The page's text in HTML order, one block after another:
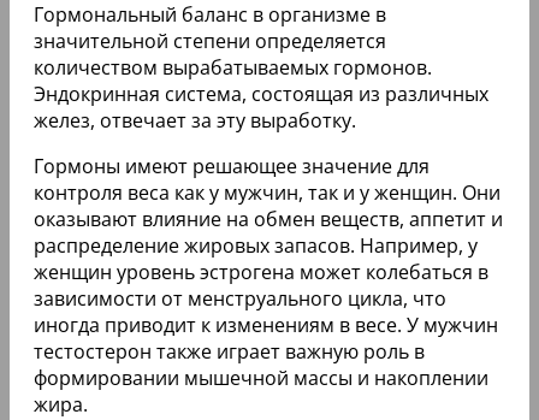
Гормональный баланс в организме в
значительной степени определяется
количеством вырабатываемых гормонов.
Эндокринная система, состоящая из различных
желез, отвечает за эту выработку.
Гормоны имеют решающее значение для
контроля веса как у мужчин, так и у женщин. Они
оказывают влияние на обмен веществ, аппетит и
распределение жировых запасов. Например, у
женщин уровень эстрогена может колебаться в
зависимости от менструального цикла, что
иногда приводит к изменениям в весе. У мужчин
тестостерон также играет важную роль в
формировании мышечной массы и накоплении
жира.